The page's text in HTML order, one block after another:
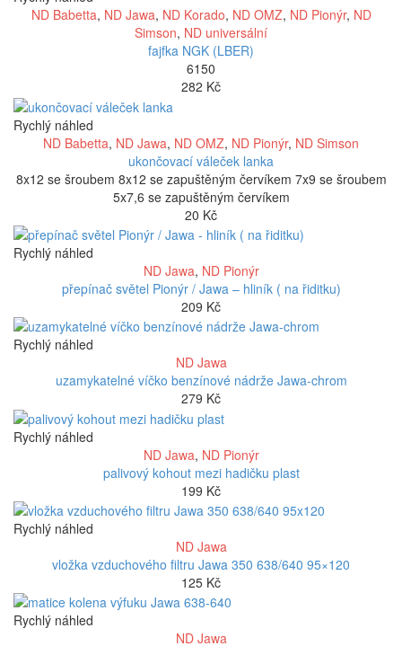
ND Babetta, ND Jawa, ND Korado, ND OMZ, ND Pionýr, ND
Simson, ND universální
fajfka NGK (LBER)
6150
282 Kč
Rychlý náhled
ND Babetta, ND Jawa, ND OMZ, ND Pionýr, ND Simson
ukončovací váleček lanka
8x12 se šroubem 8x12 se zapuštěným červíkem 7x9 se šroubem
5x7,6 se zapuštěným červíkem
20 Kč
Rychlý náhled
ND Jawa, ND Pionýr
přepínač světel Pionýr / Jawa – hliník ( na řiditku)
209 Kč
Rychlý náhled
ND Jawa
uzamykatelné víčko benzínové nádrže Jawa-chrom
279 Kč
Rychlý náhled
ND Jawa, ND Pionýr
palivový kohout mezi hadičku plast
199 Kč
Rychlý náhled
ND Jawa
vložka vzduchového filtru Jawa 350 638/640 95×120
125 Kč
Rychlý náhled
ND Jawa